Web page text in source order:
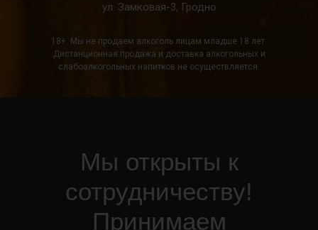
ул. Замковая-3, Гродно
18+. Мы не продаем алкоголь лицам младше 18 лет.
Дистанционная продажа и доставка алкогольных и
слабоалкогольных напитков не осуществляется.
За подробностями обращаться:+375 29 580
7570
Мы открыты к
сотрудничеству!
Принимаем